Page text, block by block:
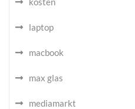
laptop
macbook
max glas
mediamarkt